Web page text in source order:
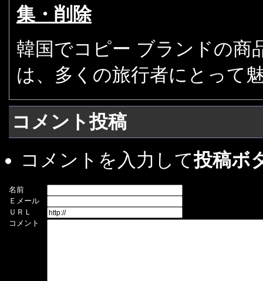
集・削除
韓国でコピー ブランドの商
は、多くの旅行者にとって
コメント投稿
コメントを入力して投稿ボ
名前
Ｅメール
ＵＲＬ
コメント